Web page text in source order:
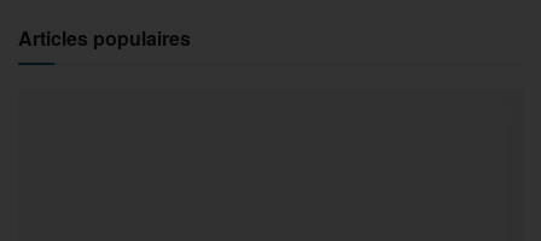
Articles populaires